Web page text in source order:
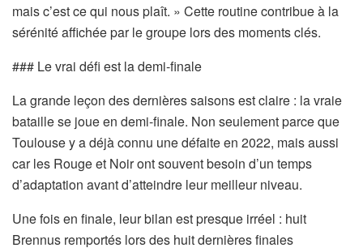
mais c’est ce qui nous plaît. » Cette routine contribue à la
sérénité affichée par le groupe lors des moments clés.
### Le vrai défi est la demi-finale
La grande leçon des dernières saisons est claire : la vraie
bataille se joue en demi-finale. Non seulement parce que
Toulouse y a déjà connu une défaite en 2022, mais aussi
car les Rouge et Noir ont souvent besoin d’un temps
d’adaptation avant d’atteindre leur meilleur niveau.
Une fois en finale, leur bilan est presque irréel : huit
Brennus remportés lors des huit dernières finales